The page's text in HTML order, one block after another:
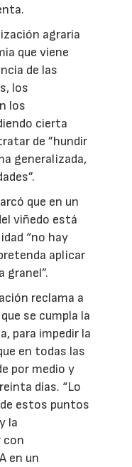
agraria
que viene
de las
los
los
cierta
de ”hundir
generalizada,
que en un
viñedo está
“no hay
aplicar
granel”.
reclama a
se cumpla la
para impedir la
en todas las
por medio y
días. “Lo
estos puntos
la
con
en un